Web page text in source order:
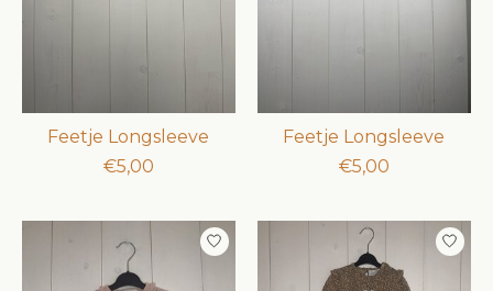
Feetje Longsleeve
€5,00
Feetje Longsleeve
€5,00